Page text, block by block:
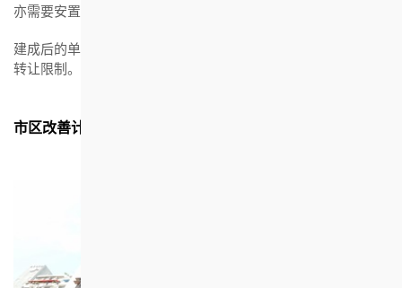
亦需要安置合资格的受影响住户。
建成后的单位可透过自由市场公开发售，并无任何申请资格和
转让限制。
市区改善计划的物业包括: